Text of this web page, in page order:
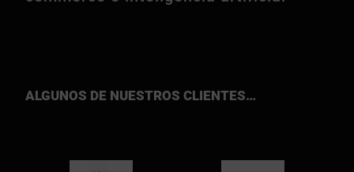
ALGUNOS DE NUESTROS CLIENTES…